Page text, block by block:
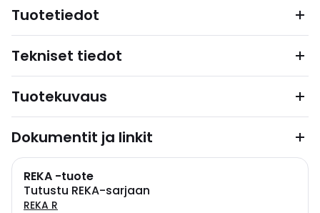
Tuotetiedot
Tekniset tiedot
Tuotekuvaus
Dokumentit ja linkit
REKA -tuote
Tutustu REKA-sarjaan
REKA R